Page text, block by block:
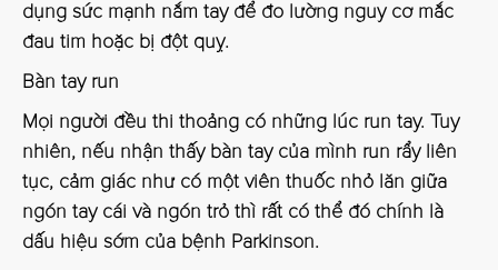
dụng sức mạnh nắm tay để đo lường nguy cơ mắc
đau tim hoặc bị đột quỵ.
Bàn tay run
Mọi người đều thi thoảng có những lúc run tay. Tuy
nhiên, nếu nhận thấy bàn tay của mình run rẩy liên
tục, cảm giác như có một viên thuốc nhỏ lăn giữa
ngón tay cái và ngón trỏ thì rất có thể đó chính là
dấu hiệu sớm của bệnh Parkinson.